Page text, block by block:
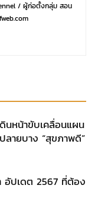
/ ผู้ก่อตั้งกลุ่ม สอน
นหน้าขับเคลื่อนแผน
ายบาง “สุขภาพดี”
อัปเดต 2567 ที่ต้อง